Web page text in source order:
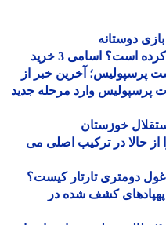
دوستانه
پرسپولیس با کدام بازیکنان توافق کرده است؟ اسامی 3 خرید
آخرین خبر از
وارد مرحله جدید
خوزستان
در ترکیب اصلی می
دومتری تارتار کیست؟
کشف شده در